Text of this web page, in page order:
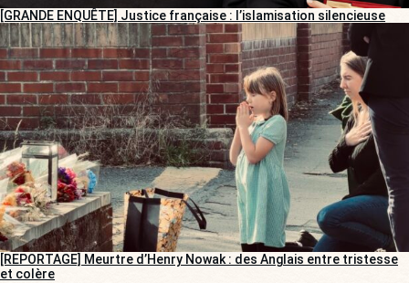
[GRANDE ENQUÊTE] Justice française : l’islamisation silencieuse
[REPORTAGE] Meurtre d’Henry Nowak : des Anglais entre tristesse
et colère